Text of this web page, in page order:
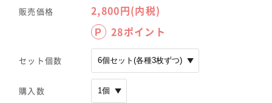
販売価格 2,800円(内税)
P 28ポイント
セット個数
購入数